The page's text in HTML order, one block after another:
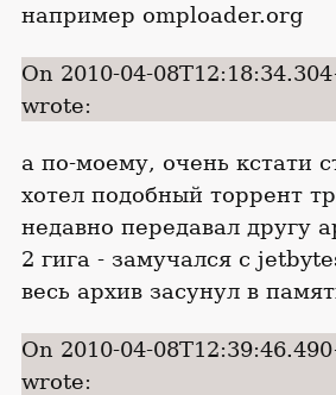
например omploader.org
On 2010-04-
wrote:
а по-моему, очень кстати
хотел подобный торрент
недавно передавал другу
2 гига - замучался с
весь архив засунул в
On 2010-04-
wrote: